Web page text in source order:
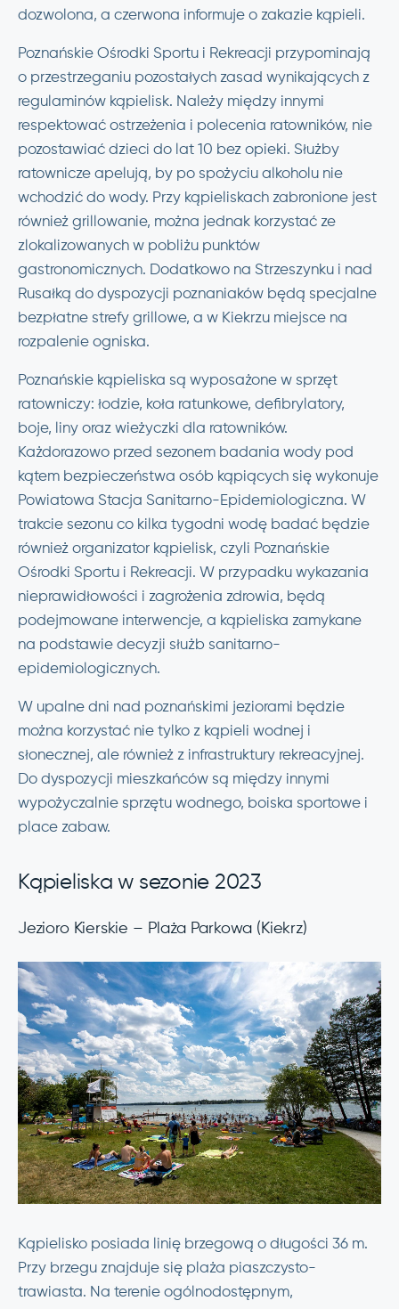
dozwolona, a czerwona informuje o zakazie kąpieli.
Poznańskie Ośrodki Sportu i Rekreacji przypominają
o przestrzeganiu pozostałych zasad wynikających z
regulaminów kąpielisk. Należy między innymi
respektować ostrzeżenia i polecenia ratowników, nie
pozostawiać dzieci do lat 10 bez opieki. Służby
ratownicze apelują, by po spożyciu alkoholu nie
wchodzić do wody. Przy kąpieliskach zabronione jest
również grillowanie, można jednak korzystać ze
zlokalizowanych w pobliżu punktów
gastronomicznych. Dodatkowo na Strzeszynku i nad
Rusałką do dyspozycji poznaniaków będą specjalne
bezpłatne strefy grillowe, a w Kiekrzu miejsce na
rozpalenie ogniska.
Poznańskie kąpieliska są wyposażone w sprzęt
ratowniczy: łodzie, koła ratunkowe, defibrylatory,
boje, liny oraz wieżyczki dla ratowników.
Każdorazowo przed sezonem badania wody pod
kątem bezpieczeństwa osób kąpiących się wykonuje
Powiatowa Stacja Sanitarno-Epidemiologiczna. W
trakcie sezonu co kilka tygodni wodę badać będzie
również organizator kąpielisk, czyli Poznańskie
Ośrodki Sportu i Rekreacji. W przypadku wykazania
nieprawidłowości i zagrożenia zdrowia, będą
podejmowane interwencje, a kąpieliska zamykane
na podstawie decyzji służb sanitarno-
epidemiologicznych.
W upalne dni nad poznańskimi jeziorami będzie
można korzystać nie tylko z kąpieli wodnej i
słonecznej, ale również z infrastruktury rekreacyjnej.
Do dyspozycji mieszkańców są między innymi
wypożyczalnie sprzętu wodnego, boiska sportowe i
place zabaw.
Kąpieliska w sezonie 2023
Jezioro Kierskie – Plaża Parkowa (Kiekrz)
Kąpielisko posiada linię brzegową o długości 36 m.
Przy brzegu znajduje się plaża piaszczysto-
trawiasta. Na terenie ogólnodostępnym,